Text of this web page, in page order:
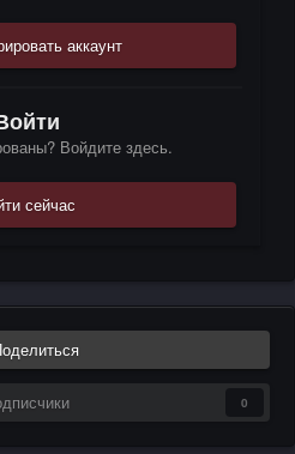
аккаунт
Войдите здесь.
сейчас
0